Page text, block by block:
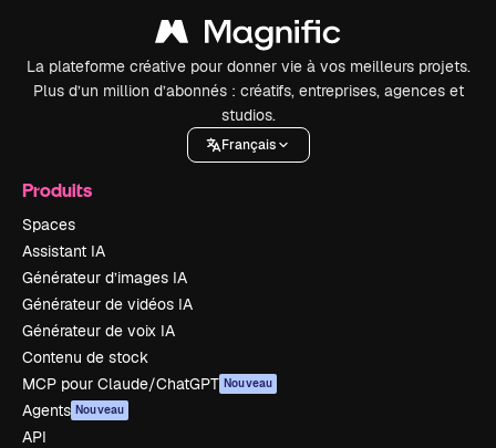
La plateforme créative pour donner vie à vos meilleurs projets.
Plus d’un million d’abonnés : créatifs, entreprises, agences et
studios.
Français
Produits
Spaces
Assistant IA
Générateur d’images IA
Générateur de vidéos IA
Générateur de voix IA
Contenu de stock
MCP pour Claude/ChatGPT Nouveau
Agents Nouveau
API